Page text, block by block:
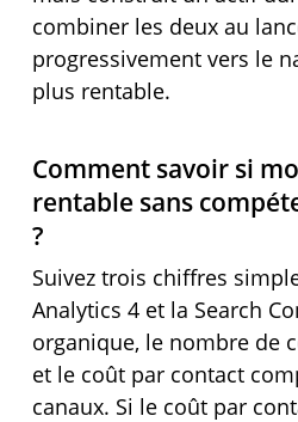
combiner les deux au
progressivement vers le
plus rentable.
Comment savoir si
rentable sans
?
Suivez trois chiffres
Analytics 4 et la Search
organique, le nombre de
et le coût par contact
canaux. Si le coût par